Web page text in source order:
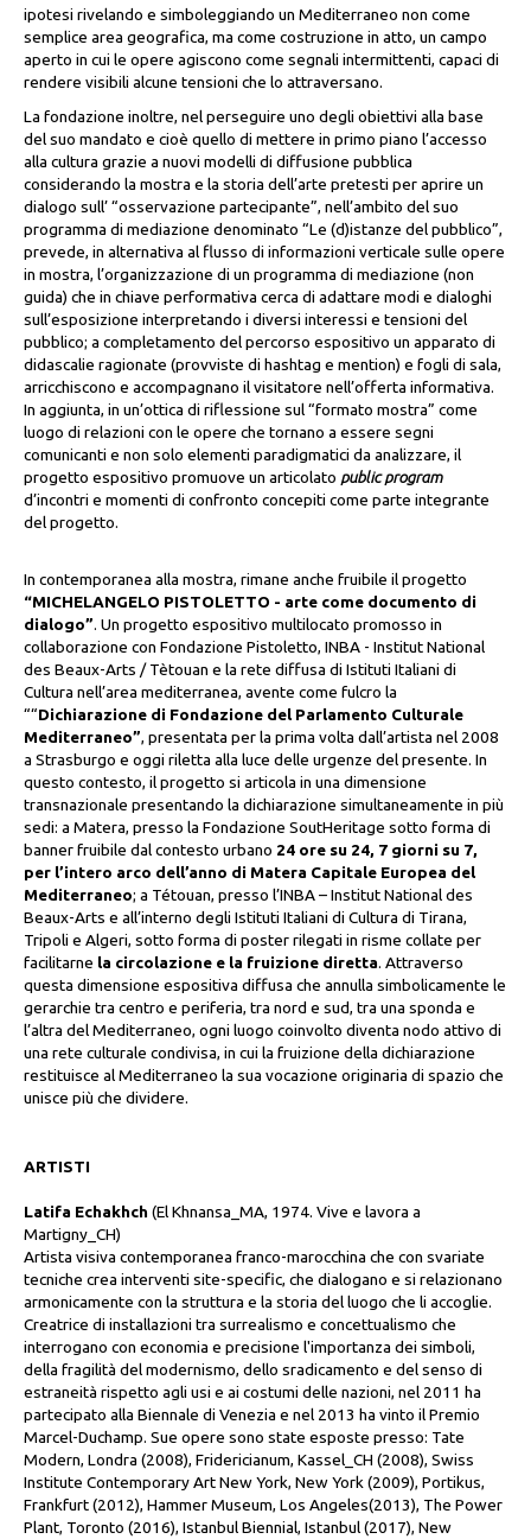
ipotesi rivelando e simboleggiando un Mediterraneo non come
semplice area geografica, ma come costruzione in atto, un campo
aperto in cui le opere agiscono come segnali intermittenti, capaci di
rendere visibili alcune tensioni che lo attraversano.
La fondazione inoltre, nel perseguire uno degli obiettivi alla base
del suo mandato e cioè quello di mettere in primo piano l’accesso
alla cultura grazie a nuovi modelli di diffusione pubblica
considerando la mostra e la storia dell’arte pretesti per aprire un
dialogo sull’ “osservazione partecipante”, nell’ambito del suo
programma di mediazione denominato “Le (d)istanze del pubblico”,
prevede, in alternativa al flusso di informazioni verticale sulle opere
in mostra, l’organizzazione di un programma di mediazione (non
guida) che in chiave performativa cerca di adattare modi e dialoghi
sull’esposizione interpretando i diversi interessi e tensioni del
pubblico; a completamento del percorso espositivo un apparato di
didascalie ragionate (provviste di hashtag e mention) e fogli di sala,
arricchiscono e accompagnano il visitatore nell’offerta informativa.
In aggiunta, in un’ottica di riflessione sul “formato mostra” come
luogo di relazioni con le opere che tornano a essere segni
comunicanti e non solo elementi paradigmatici da analizzare, il
progetto espositivo promuove un articolato public program
d’incontri e momenti di confronto concepiti come parte integrante
del progetto.
In contemporanea alla mostra, rimane anche fruibile il progetto
“MICHELANGELO PISTOLETTO - arte come documento di
dialogo”. Un progetto espositivo multilocato promosso in
collaborazione con Fondazione Pistoletto, INBA - Institut National
des Beaux-Arts / Tètouan e la rete diffusa di Istituti Italiani di
Cultura nell’area mediterranea, avente come fulcro la
““Dichiarazione di Fondazione del Parlamento Culturale
Mediterraneo”, presentata per la prima volta dall’artista nel 2008
a Strasburgo e oggi riletta alla luce delle urgenze del presente. In
questo contesto, il progetto si articola in una dimensione
transnazionale presentando la dichiarazione simultaneamente in più
sedi: a Matera, presso la Fondazione SoutHeritage sotto forma di
banner fruibile dal contesto urbano 24 ore su 24, 7 giorni su 7,
per l’intero arco dell’anno di Matera Capitale Europea del
Mediterraneo; a Tétouan, presso l’INBA – Institut National des
Beaux-Arts e all’interno degli Istituti Italiani di Cultura di Tirana,
Tripoli e Algeri, sotto forma di poster rilegati in risme collate per
facilitarne la circolazione e la fruizione diretta. Attraverso
questa dimensione espositiva diffusa che annulla simbolicamente le
gerarchie tra centro e periferia, tra nord e sud, tra una sponda e
l’altra del Mediterraneo, ogni luogo coinvolto diventa nodo attivo di
una rete culturale condivisa, in cui la fruizione della dichiarazione
restituisce al Mediterraneo la sua vocazione originaria di spazio che
unisce più che dividere.
ARTISTI
Latifa Echakhch(El Khnansa_MA, 1974. Vive e lavora a
Martigny_CH)
Artista visiva contemporanea franco-marocchina che con svariate
tecniche crea interventi site-specific, che dialogano e si relazionano
armonicamente con la struttura e la storia del luogo che li accoglie.
Creatrice di installazioni tra surrealismo e concettualismo che
interrogano con economia e precisione l'importanza dei simboli,
della fragilità del modernismo, dello sradicamento e del senso di
estraneità rispetto agli usi e ai costumi delle nazioni, nel 2011 ha
partecipato alla Biennale di Venezia e nel 2013 ha vinto il Premio
Marcel-Duchamp. Sue opere sono state esposte presso: Tate
Modern, Londra (2008), Fridericianum, Kassel_CH (2008), Swiss
Institute Contemporary Art New York, New York (2009), Portikus,
Frankfurt (2012), Hammer Museum, Los Angeles(2013), The Power
Plant, Toronto (2016), Istanbul Biennial, Istanbul (2017), New